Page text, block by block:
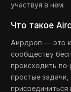
участвуя в нем.
Что такое
Аирдроп — это
сообществу
происходить
простые задачи,
присоединиться